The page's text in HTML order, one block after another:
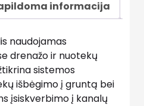
informacija
naudojamas
drenažo ir nuotekų
sistemos
išbėgimo į gruntą bei
įsiskverbimo į kanalų